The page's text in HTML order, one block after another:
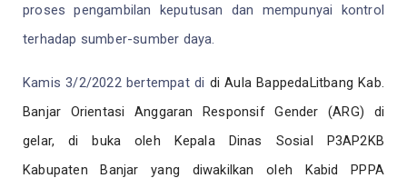
proses pengambilan keputusan dan mempunyai kontrol
terhadap sumber-sumber daya.
Kamis 3/2/2022 bertempat di di Aula BappedaLitbang Kab.
Banjar Orientasi Anggaran Responsif Gender (ARG) di
gelar, di buka oleh Kepala Dinas Sosial P3AP2KB
Kabupaten Banjar yang diwakilkan oleh Kabid PPPA